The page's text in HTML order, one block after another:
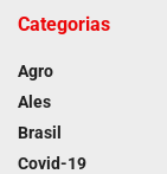
Categorias
Agro
Ales
Brasil
Covid-19